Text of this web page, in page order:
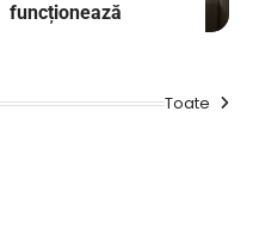
funcționează
Toate